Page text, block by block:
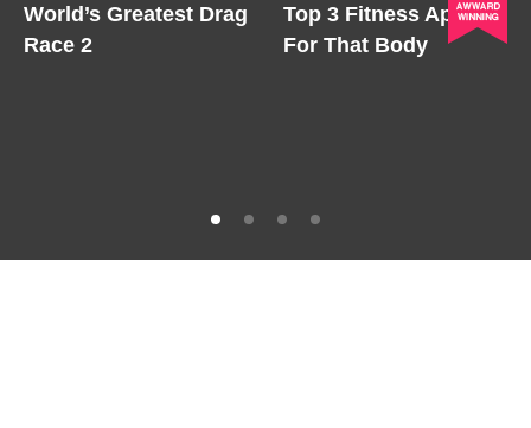
World’s Greatest Drag
Race 2
Top 3 Fitness Apps
For That Body